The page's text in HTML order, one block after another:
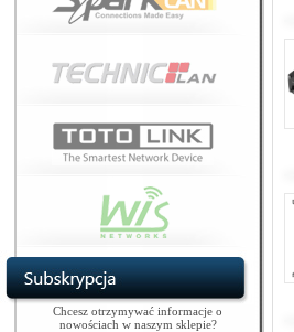
Chcesz otrzymywać informacje o
nowościach w naszym sklepie?